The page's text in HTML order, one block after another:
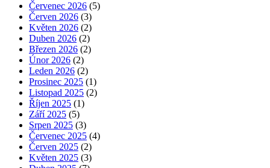
Červenec 2026 (5)
Červen 2026 (3)
Květen 2026 (2)
Duben 2026 (2)
Březen 2026 (2)
Únor 2026 (2)
Leden 2026 (2)
Prosinec 2025 (1)
Listopad 2025 (2)
Říjen 2025 (1)
Září 2025 (5)
Srpen 2025 (3)
Červenec 2025 (4)
Červen 2025 (2)
Květen 2025 (3)